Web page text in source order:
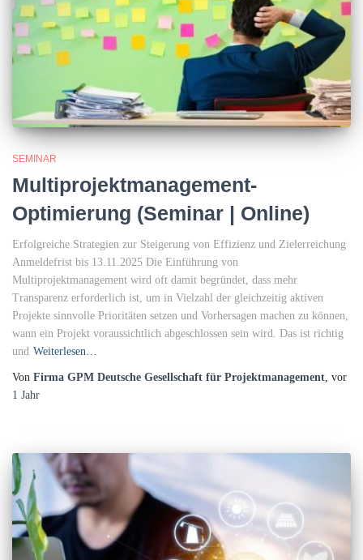
SEMINAR
Multiprojektmanagement-
Optimierung (Seminar | Online)
Erfolgreiche Strategien zur Steigerung von Effizienz und Zielerreichung
Anmeldefrist bis 13.11.2025 Die Einführung von
Multiprojektmanagement wird oft damit begründet, dass mehr
Transparenz erforderlich ist, um in Vielzahl der gleichzeitig aktiven
Projekte sinnvolle Prioritäten setzen und Vorhersagen machen zu können,
wann ein Projekt voraussichtlich abgeschlossen sein wird. Das ist richtig
und Weiterlesen…
Von Firma GPM Deutsche Gesellschaft für Projektmanagement , vor
1 Jahr